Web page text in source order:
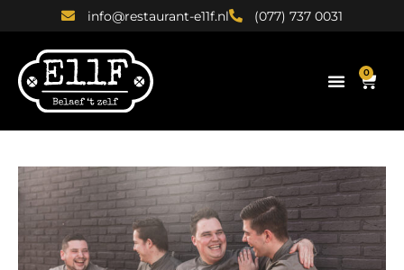
info@restaurant-e11f.nl (077) 737 0031
0